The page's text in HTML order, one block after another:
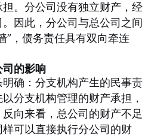
。分公司没有独立财产，经
因此，分公司与总公司之间
”，债务责任具有双向牵连
司的影响
明确：分支机构产生的民事责
分支机构管理的财产承担，
向来看，总公司的财产不足
可以直接执行分公司的财